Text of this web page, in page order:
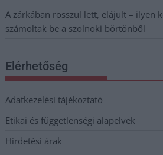
A zárkában rosszul lett, elájult – ilyen
számoltak be a szolnoki börtönből
Elérhetőség
Adatkezelési tájékoztató
Etikai és függetlenségi alapelvek
Hirdetési árak